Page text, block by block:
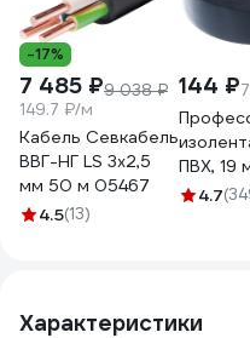
-17%
7 485 ₽9 038 ₽
149.7 ₽/м
Кабель Севкабель
ВВГ-НГ LS 3х2,5
мм 50 м 05467
4.5(13)
144 ₽
ПВХ, 19
черная
4.7
Характеристики